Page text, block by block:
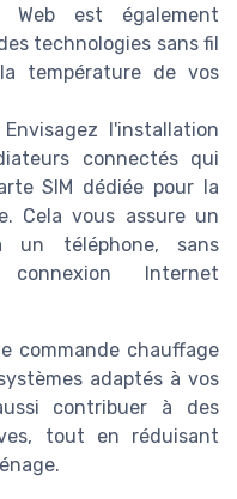
Web est également
technologies sans fil
température de vos
l'installation
connectés qui
SIM dédiée pour la
Cela vous assure un
un téléphone, sans
Internet
commande chauffage
adaptés à vos
contribuer à des
tout en réduisant